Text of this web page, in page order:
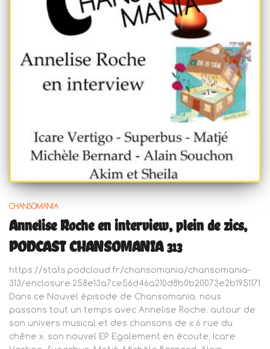
CHANSOMANIA
Annelise Roche en interview, plein de zics,
PODCAST CHANSOMANIA 313
https://stats.podcloud.fr/chansomania/chansomania-
313/
Dans ce Nouvel épisode de Chansomania, nous
passons tout un temps avec Annelise Roche, autour de
son univers musical et des chansons de « 6 rue du
chêne », son nouvel EP Egalement en écoute, Icare